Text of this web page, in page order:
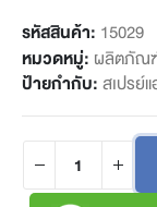
รหัสสินค้า: 15029
หมวดหมู่: ผลิตภัณฑ์
ป้ายกำกับ: สเปรย์